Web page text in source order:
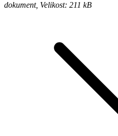
dokument, Velikost: 211 kB